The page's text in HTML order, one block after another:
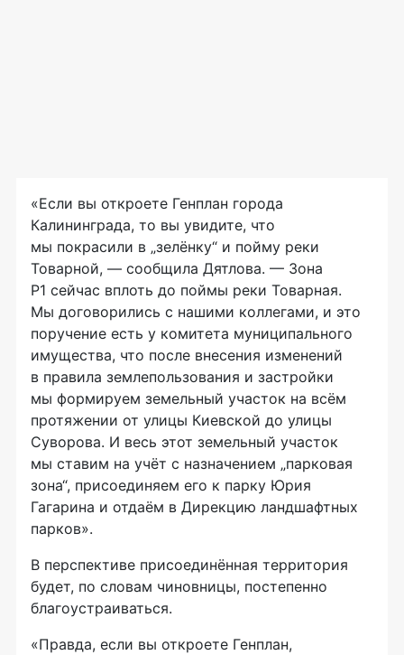
«Если вы откроете Генплан города
Калининграда, то вы увидите, что
мы покрасили в „зелёнку“ и пойму реки
Товарной, — сообщила Дятлова. — Зона
Р1 сейчас вплоть до поймы реки Товарная.
Мы договорились с нашими коллегами, и это
поручение есть у комитета муниципального
имущества, что после внесения изменений
в правила землепользования и застройки
мы формируем земельный участок на всём
протяжении от улицы Киевской до улицы
Суворова. И весь этот земельный участок
мы ставим на учёт с назначением „парковая
зона“, присоединяем его к парку Юрия
Гагарина и отдаём в Дирекцию ландшафтных
парков».
В перспективе присоединённая территория
будет, по словам чиновницы, постепенно
благоустраиваться.
«Правда, если вы откроете Генплан,